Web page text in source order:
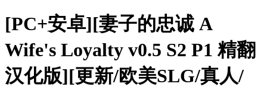
[PC+安卓][妻子的忠诚 A
Wife's Loyalty v0.5 S2 P1 精翻
汉化版][更新/欧美SLG/真人/